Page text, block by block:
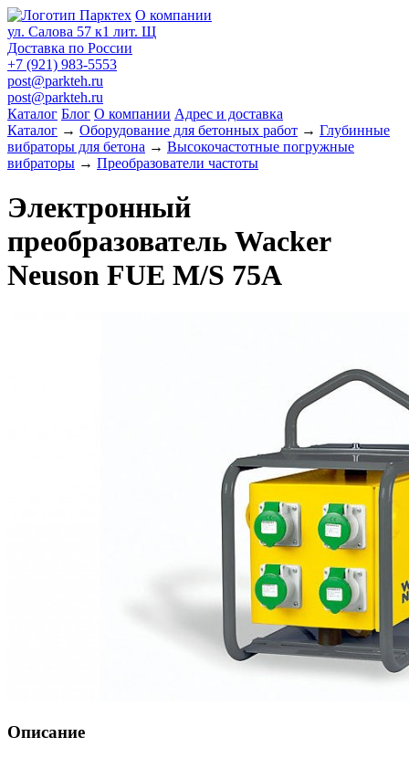
О компании
ул. Салова 57 к1 лит. Щ
Доставка по России
+7 (921) 983-5553
post@parkteh.ru
post@parkteh.ru
Каталог Блог О компании Адрес и доставка
Каталог → Оборудование для бетонных работ → Глубинные
вибраторы для бетона → Высокочастотные погружные
вибраторы → Преобразователи частоты
Электронный
преобразователь Wacker
Neuson FUE M/S 75A
Описание